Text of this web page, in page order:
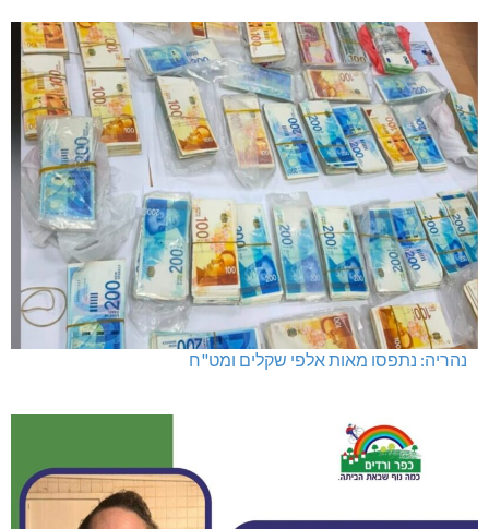
נהריה: נתפסו מאות אלפי שקלים ומט"ח